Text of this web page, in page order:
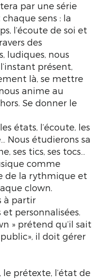
par une série
sens : la
l’écoute de soi et
des
ludiques, nous
présent,
là, se mettre
anime au
Se donner le
états, l’écoute, les
Nous étudierons sa
ses tics, ses tocs…
comme
de la rythmique et
clown.
à partir
personnalisées.
» prétend qu’il sait
il doit gérer
le prétexte, l’état de